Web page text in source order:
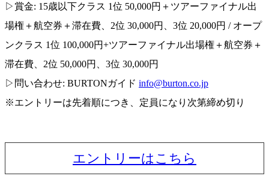
▷賞金: 15歳以下クラス 1位 50,000円＋ツアーファイナル出
場権＋航空券＋滞在費、2位 30,000円、3位 20,000円 / オープ
ンクラス 1位 100,000円+ツアーファイナル出場権＋航空券＋
滞在費、2位 50,000円、3位 30,000円
▷問い合わせ: BURTONガイド info@burton.co.jp
※エントリーは先着順につき、定員になり次第締め切り
エントリーはこちら